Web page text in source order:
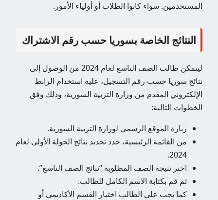
المستخدمين. سواء كانوا الطلاب أو أولياء الأمور.
النتائج الخاصة بسوريا حسب رقم الاشتراك
ليتمكن طالب الصف التاسع لعام 2024 من الوصول إلى
نتائج سوريا حسب رقم التسجيل، عليه استخدام الرابط
الإلكتروني المقدم من وزارة التربية السورية، وذلك وفق
الخطوات التالية:
زيارة الموقع الرسمي لوزارة التربية السورية.
من القائمة الرئيسية، حدد تحديد نتائج الجولة الأولى لعام
2024.
اختر نتيجة الصف المطلوبة “نتائج الصف التاسع”.
ثم قم بكتابة الاسم الكامل للطالب.
كما يجب على الطالب اختيار القسم الأكاديمي أو